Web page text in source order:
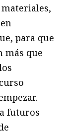
para que
más que
futuros